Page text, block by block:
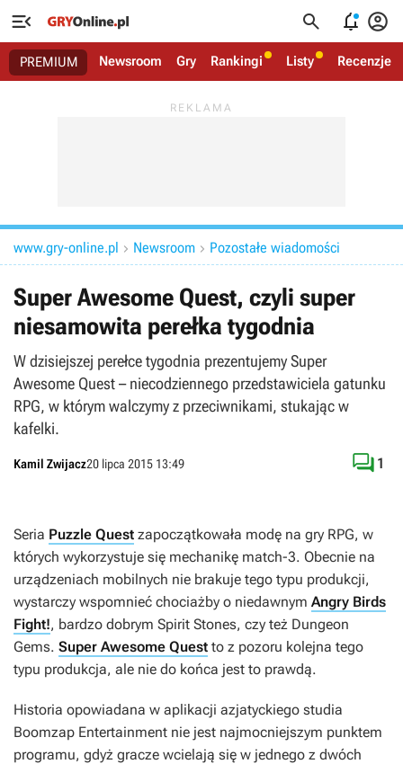
   
PREMIUM Newsroom Gry Rankingi Listy Recenzje
www.gry-online.pl  Newsroom  Pozostałe wiadomości
Super Awesome Quest, czyli super
niesamowita perełka tygodnia
W dzisiejszej perełce tygodnia prezentujemy Super
Awesome Quest – niecodziennego przedstawiciela gatunku
RPG, w którym walczymy z przeciwnikami, stukając w
kafelki.
Kamil Zwijacz20 lipca 2015 13:49  1
Seria Puzzle Quest zapoczątkowała modę na gry RPG, w
których wykorzystuje się mechanikę match-3. Obecnie na
urządzeniach mobilnych nie brakuje tego typu produkcji,
wystarczy wspomnieć chociażby o niedawnym Angry Birds
Fight!, bardzo dobrym Spirit Stones, czy też Dungeon
Gems. Super Awesome Quest to z pozoru kolejna tego
typu produkcja, ale nie do końca jest to prawdą.
Historia opowiadana w aplikacji azjatyckiego studia
Boomzap Entertainment nie jest najmocniejszym punktem
programu, gdyż gracze wcielają się w jednego z dwóch